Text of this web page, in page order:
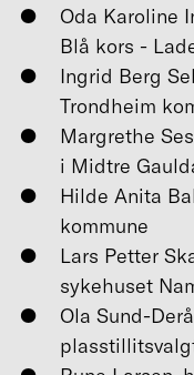
Oda Karoline
Blå kors -
Ingrid Berg
Trondheim
Margrethe
i Midtre
Hilde Anita
kommune
Lars Petter
sykehuset
Ola Sund-